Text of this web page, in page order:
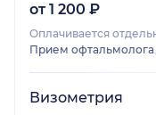
от 1 200 ₽
Оплачивается
Прием офтальмолога
Визометрия